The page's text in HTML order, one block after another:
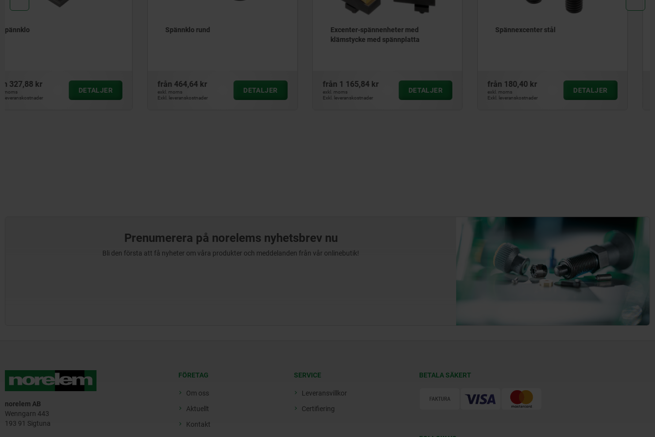
Spännklo rund
från464,64 kr
exkl. moms
Exkl. leveranskostnader
DETALJER
Excenter-spännenheter med
från1 165,84 kr
exkl. moms
Exkl. leveranskostnader
DETALJER
Spännexcenter stål
från180,40 kr
exkl. moms
Exkl. leveranskostnader
DETALJER
Spännexcenter
från394,96 kr
exkl. moms
Exkl. leveranskostnader
DETALJER
Prenumerera på norelems nyhetsbrev nu
Bli den första att få nyheter om våra produkter och meddelanden från vår onlinebutik!
norelem AB
Wenngarn 443
193 91 Sigtuna
FÖRETAG
Om oss
Aktuellt
Kontakt
SERVICE
Leveransvillkor
Certifiering
BETALA SÄKERT